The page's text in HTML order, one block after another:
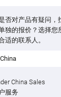
否对产品有疑问，
独的报价？选择您
适的联系人。
China
China Sales
服务